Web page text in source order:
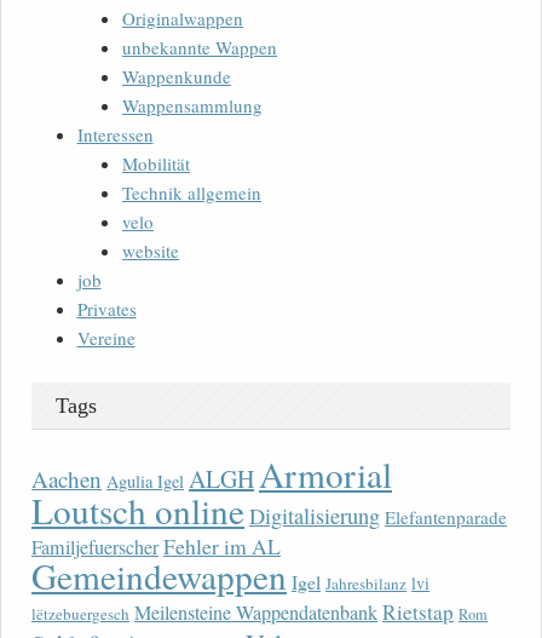
Originalwappen
unbekannte Wappen
Wappenkunde
Wappensammlung
Interessen
Mobilität
Technik allgemein
velo
website
job
Privates
Vereine
Tags
Aachen Agulia Igel ALGHArmorial
Loutsch onlineDigitalisierung Elefantenparade
FamiljefuerscherFehler im AL
Gemeindewappen Igel Jahresbilanz lvi
lëtzebuergesch Meilensteine WappendatenbankRietstap Rom